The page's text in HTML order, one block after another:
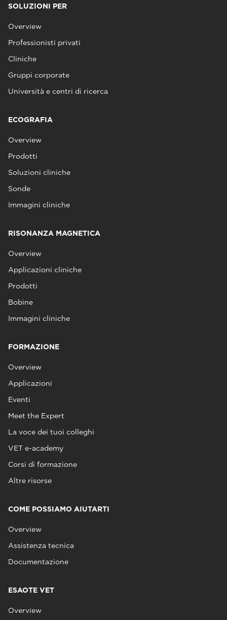
SOLUZIONI PER
Overview
Professionisti privati
Cliniche
Gruppi corporate
Università e centri di ricerca
ECOGRAFIA
Overview
Prodotti
Soluzioni cliniche
Sonde
Immagini cliniche
RISONANZA MAGNETICA
Overview
Applicazioni cliniche
Prodotti
Bobine
Immagini cliniche
FORMAZIONE
Overview
Applicazioni
Eventi
Meet the Expert
La voce dei tuoi colleghi
VET e-academy
Corsi di formazione
Altre risorse
COME POSSIAMO AIUTARTI
Overview
Assistenza tecnica
Documentazione
ESAOTE VET
Overview